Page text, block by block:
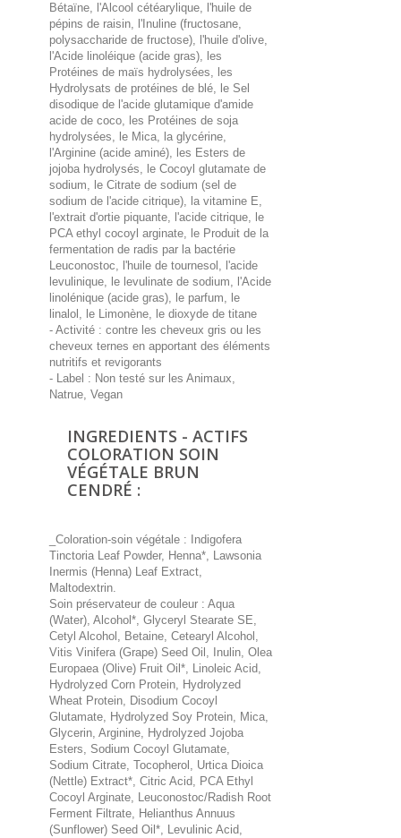
Bétaïne, l'Alcool cétéarylique, l'huile de
pépins de raisin, l'Inuline (fructosane,
polysaccharide de fructose), l'huile d'olive,
l'Acide linoléique (acide gras), les
Protéines de maïs hydrolysées, les
Hydrolysats de protéines de blé, le Sel
disodique de l'acide glutamique d'amide
acide de coco, les Protéines de soja
hydrolysées, le Mica, la glycérine,
l'Arginine (acide aminé), les Esters de
jojoba hydrolysés, le Cocoyl glutamate de
sodium, le Citrate de sodium (sel de
sodium de l'acide citrique), la vitamine E,
l'extrait d'ortie piquante, l'acide citrique, le
PCA ethyl cocoyl arginate, le Produit de la
fermentation de radis par la bactérie
Leuconostoc, l'huile de tournesol, l'acide
levulinique, le levulinate de sodium, l'Acide
linolénique (acide gras), le parfum, le
linalol, le Limonène, le dioxyde de titane
- Activité : contre les cheveux gris ou les
cheveux ternes en apportant des éléments
nutritifs et revigorants
- Label : Non testé sur les Animaux,
Natrue, Vegan
INGREDIENTS - ACTIFS
COLORATION SOIN
VÉGÉTALE BRUN
CENDRÉ :
_Coloration-soin végétale : Indigofera
Tinctoria Leaf Powder, Henna*, Lawsonia
Inermis (Henna) Leaf Extract,
Maltodextrin.
Soin préservateur de couleur : Aqua
(Water), Alcohol*, Glyceryl Stearate SE,
Cetyl Alcohol, Betaine, Cetearyl Alcohol,
Vitis Vinifera (Grape) Seed Oil, Inulin, Olea
Europaea (Olive) Fruit Oil*, Linoleic Acid,
Hydrolyzed Corn Protein, Hydrolyzed
Wheat Protein, Disodium Cocoyl
Glutamate, Hydrolyzed Soy Protein, Mica,
Glycerin, Arginine, Hydrolyzed Jojoba
Esters, Sodium Cocoyl Glutamate,
Sodium Citrate, Tocopherol, Urtica Dioica
(Nettle) Extract*, Citric Acid, PCA Ethyl
Cocoyl Arginate, Leuconostoc/Radish Root
Ferment Filtrate, Helianthus Annuus
(Sunflower) Seed Oil*, Levulinic Acid,